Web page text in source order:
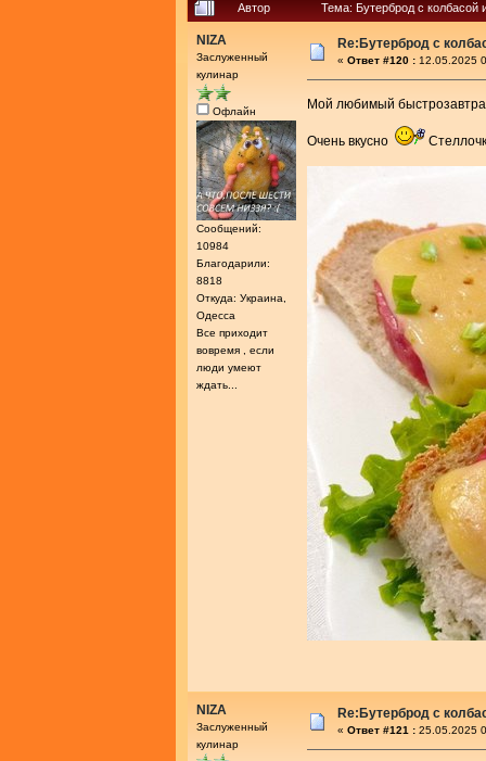
Автор Тема: Бутерброд с
NIZA
Заслуженный
кулинар
Офлайн
Сообщений:
10984
Благодарили:
8818
Откуда: Украина,
Одесса
Все приходит
вовремя , если
люди умеют
ждать...
Re:Бутерброд с
« Ответ #120 : 12.05.2025
Мой любимый
Очень вкусно
NIZA
Заслуженный
кулинар
Re:Бутерброд с
« Ответ #121 : 25.05.2025